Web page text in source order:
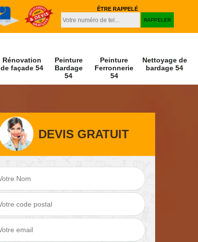
ÊTRE RAPPELÉ
Rénovation
de façade 54
Peinture
Bardage
54
Peinture
Ferronnerie
54
Nettoyage de
bardage 54
Nettoyage de
façade 54
Peinture et
décapage de volet
DEVIS GRATUIT